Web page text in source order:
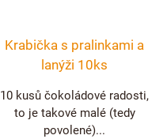
Krabička s pralinkami a
lanýži 10ks
10 kusů čokoládové radosti,
to je takové malé (tedy
povolené)...